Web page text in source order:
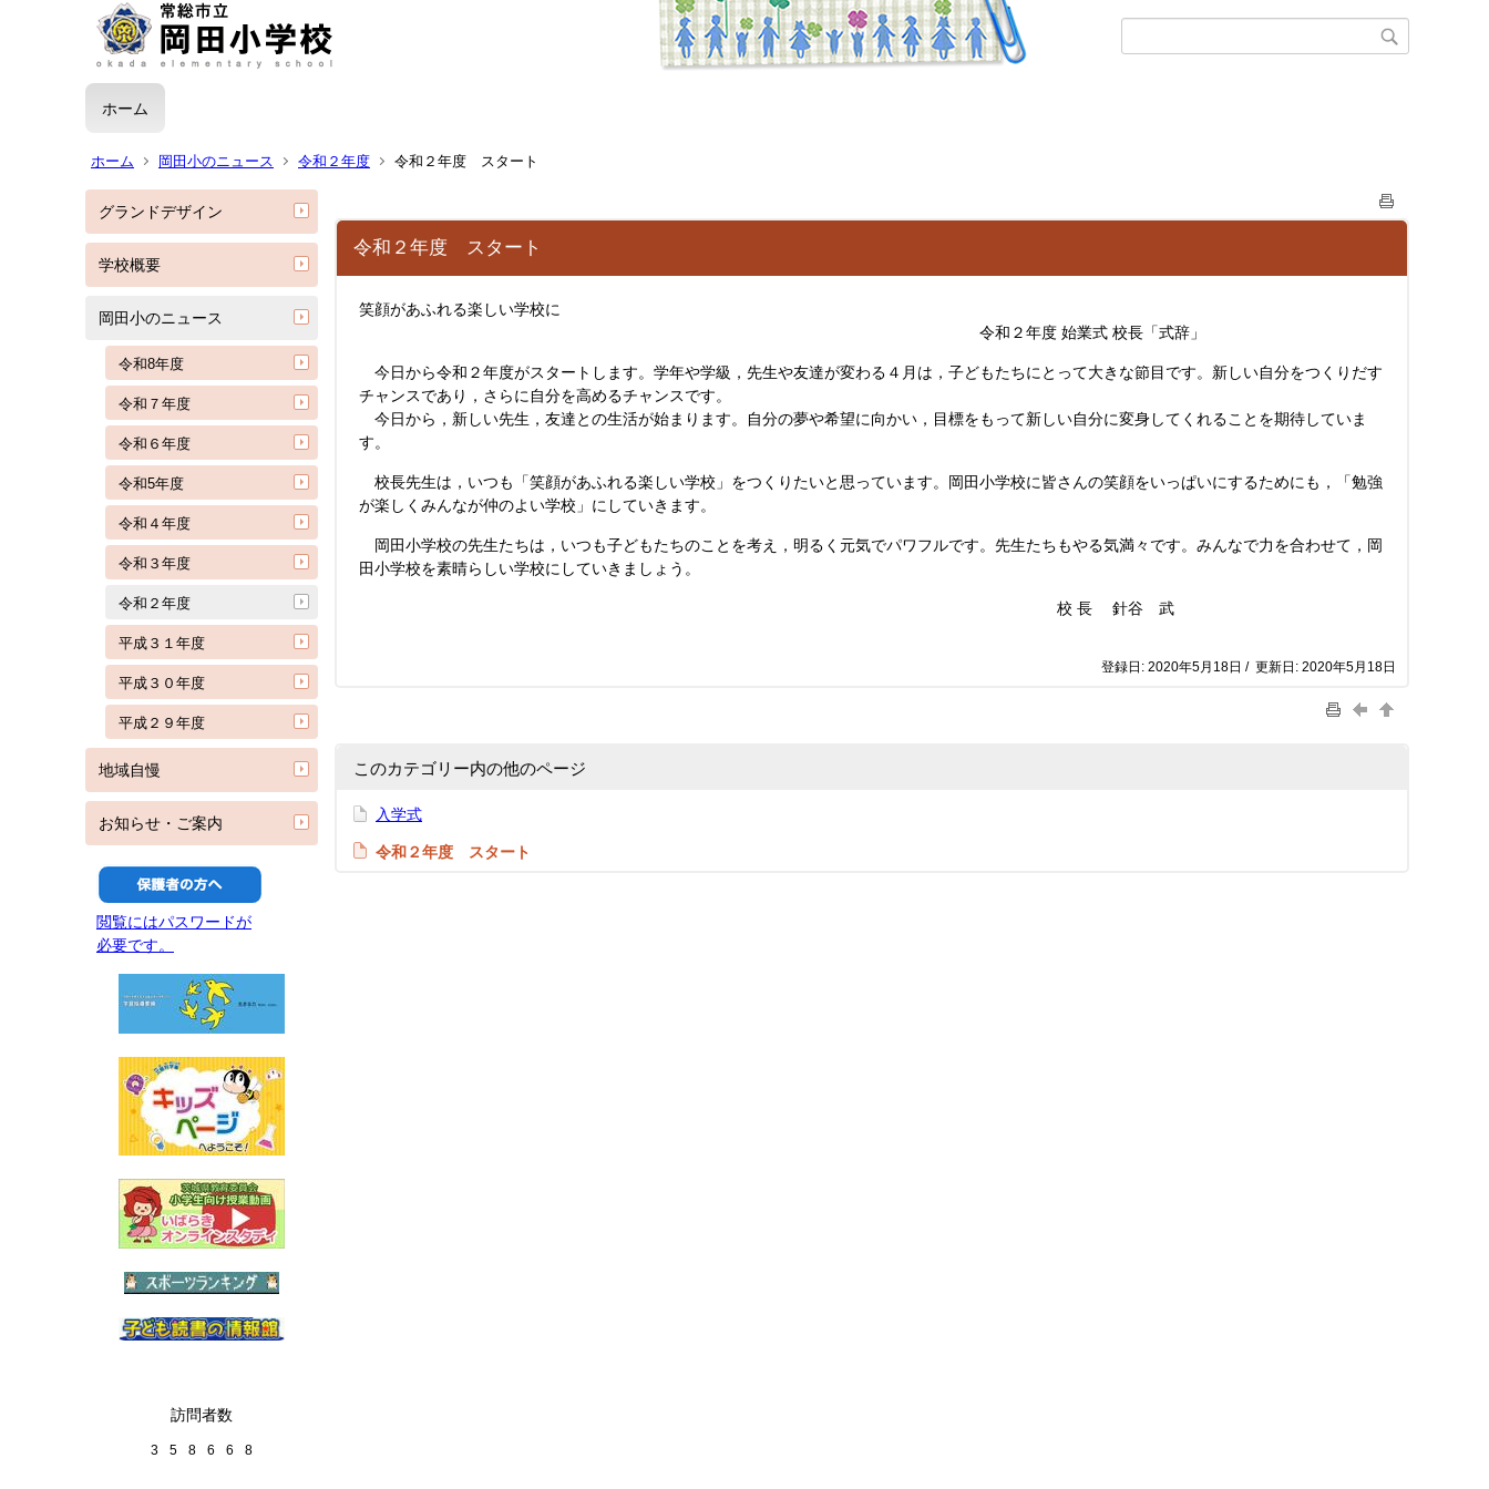
ホーム
ホーム 岡田小のニュース 令和２年度 令和２年度 スタート
グランドデザイン
学校概要
岡田小のニュース
令和8年度
令和７年度
令和６年度
令和5年度
令和４年度
令和３年度
令和２年度
平成３１年度
平成３０年度
平成２９年度
地域自慢
お知らせ・ご案内
閲覧にはパスワードが
必要です。
訪問者数
3 5 8 6 6 8
令和２年度 スタート
笑顔があふれる楽しい学校に
令和２年度 始業式 校長「式辞」
今日から令和２年度がスタートします。学年や学級，先生や友達が変わる４月は，子どもたちにとって大きな節目です。新しい自分をつくりだす
チャンスであり，さらに自分を高めるチャンスです。
今日から，新しい先生，友達との生活が始まります。自分の夢や希望に向かい，目標をもって新しい自分に変身してくれることを期待していま
す。
校長先生は，いつも「笑顔があふれる楽しい学校」をつくりたいと思っています。岡田小学校に皆さんの笑顔をいっぱいにするためにも，「勉強
が楽しくみんなが仲のよい学校」にしていきます。
岡田小学校の先生たちは，いつも子どもたちのことを考え，明るく元気でパワフルです。先生たちもやる気満々です。みんなで力を合わせて，岡
田小学校を素晴らしい学校にしていきましょう。
校 長 針谷 武
登録日: 2020年5月18日 / 更新日: 2020年5月18日
このカテゴリー内の他のページ
入学式
令和２年度 スタート